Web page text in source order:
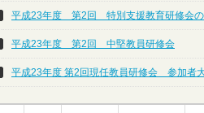
平成23年度 第2回 特別支援教育研修会
平成23年度 第2回 中堅教員研修会
平成23年度 第2回現任教員研修会 参加者